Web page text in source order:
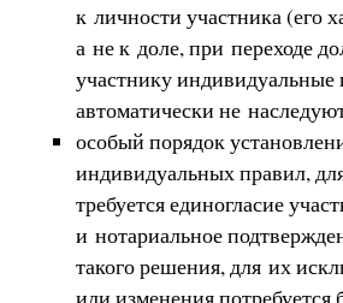
к личности участника (его
а не к доле, при переходе
участнику индивидуальные
автоматически не
особый порядок
индивидуальных правил,
требуется единогласие
и нотариальное
такого решения, для их
или изменения